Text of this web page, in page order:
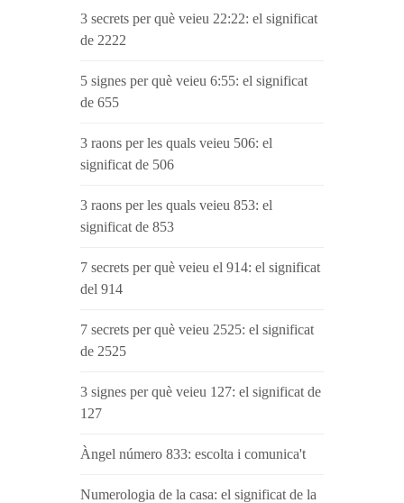
3 secrets per què veieu 22:22: el significat
de 2222
5 signes per què veieu 6:55: el significat
de 655
3 raons per les quals veieu 506: el
significat de 506
3 raons per les quals veieu 853: el
significat de 853
7 secrets per què veieu el 914: el significat
del 914
7 secrets per què veieu 2525: el significat
de 2525
3 signes per què veieu 127: el significat de
127
Àngel número 833: escolta i comunica't
Numerologia de la casa: el significat de la